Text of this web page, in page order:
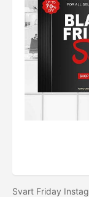
Svart Friday